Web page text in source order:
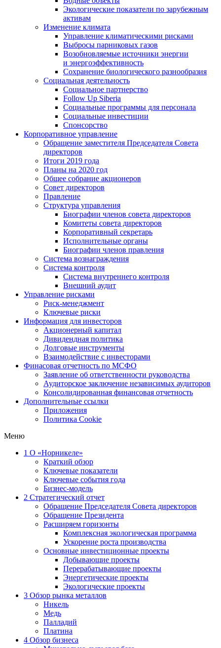
Экологические показатели по зарубежным
активам
Изменение климата
Управление климатическими рисками
Выбросы парниковых газов
Возобновляемые источники энергии
и энергоэффективность
Сохранение биологического разнообразия
Социальная деятельность
Социальное партнерство
Follow Up Siberia
Социальные программы для персонала
Социальные инвестиции
Спонсорство
Корпоративное управление
Обращение заместителя Председателя Совета
директоров
Итоги 2019 года
Планы на 2020 год
Общее собрание акционеров
Совет директоров
Правление
Структура управления
Биографии членов совета директоров
Комитеты совета директоров
Корпоративный секретарь
Исполнительные органы
Биографии членов правления
Система вознаграждения
Система контроля
Система внутреннего контроля
Внешний аудит
Управление рисками
Риск-менеджмент
Ключевые риски
Информация для инвесторов
Акционерный капитал
Дивидендная политика
Долговые инструменты
Взаимодействие с инвеcторами
Финасовая отчетность по МСФО
Заявление об ответственности руководства
Аудиторское заключение независимых аудиторов
Консолидированная финансовая отчетность
Дополнительные ссылки
Приложения
Политика Cookie
Меню
1 О «Норникеле»
Краткий обзор
Ключевые показатели
Ключевые события года
Бизнес-модель
2 Стратегический отчет
Обращение Председателя Совета директоров
Обращение Президента
Расширяем горизонты
Комплексная экологическая программа
Ускорение роста производства
Основные инвестиционные проекты
Добывающие проекты
Перерабатывающие проекты
Энергетические проекты
Экологические проекты
3 Обзор рынка металлов
Никель
Медь
Палладий
Платина
4 Обзор бизнеса